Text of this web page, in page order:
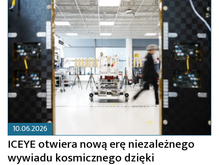
10.06.2026
ICEYE otwiera nową erę niezależnego
wywiadu kosmicznego dzięki